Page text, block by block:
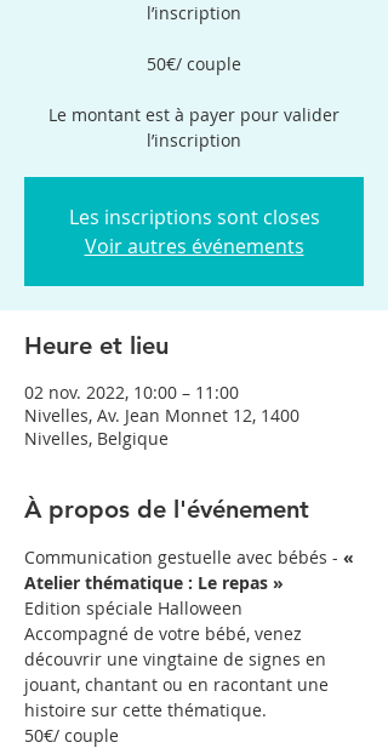
l’inscription
50€/ couple
Le montant est à payer pour valider
Les inscriptions sont closes
Voir autres événements
Heure et lieu
02 nov. 2022, 10:00 – 11:00
Nivelles, Av. Jean Monnet 12, 1400
Nivelles, Belgique
À propos de l'événement
Communication gestuelle avec bébés - «
Atelier thématique : Le repas »
Edition spéciale Halloween
Accompagné de votre bébé, venez
découvrir une vingtaine de signes en
jouant, chantant ou en racontant une
histoire sur cette thématique.
50€/ couple